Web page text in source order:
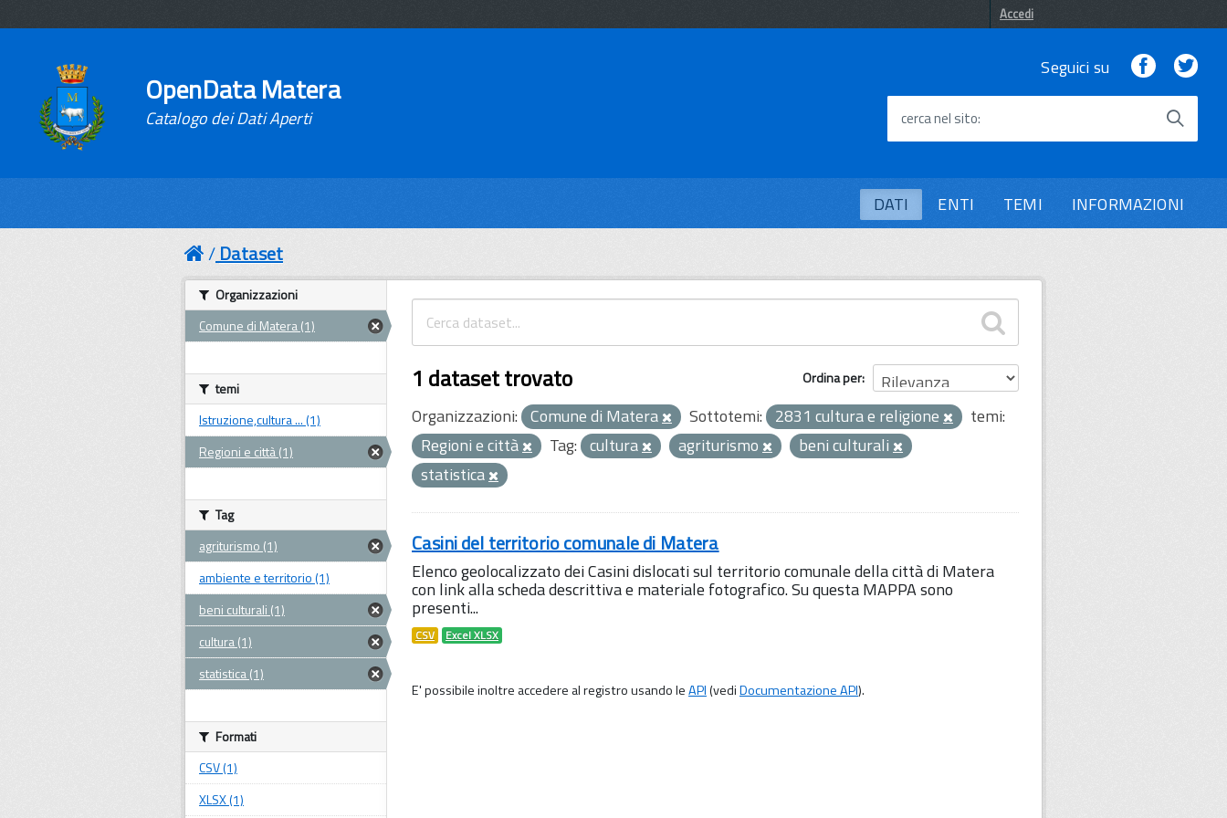
Accedi
OpenData Matera
Catalogo dei Dati Aperti
Seguici su Facebook
cerca nel sito
DATI ENTI TEMI INFORMAZIONI
Dataset
Ordina per
1 dataset trovato
Organizzazioni: Comune di Matera Sottotemi: 2831 cultura e religione
temi:
Regioni e città
Tag: cultura agriturismo
beni culturali
statistica
Casini del territorio comunale di Matera
Elenco geolocalizzato dei Casini dislocati sul territorio comunale della città di Matera
con link alla scheda descrittiva e materiale fotografico. Su questa MAPPA sono
presenti...
CSV Excel XLSX
E' possibile inoltre accedere al registro usando leAPI(vediDocumentazione API).
Organizzazioni
Comune di Matera (1)
temi
Istruzione,cultura ... (1)
Regioni e città (1)
Tag
agriturismo (1)
ambiente e territorio (1)
beni culturali (1)
cultura (1)
statistica (1)
Formati
CSV (1)
XLSX (1)